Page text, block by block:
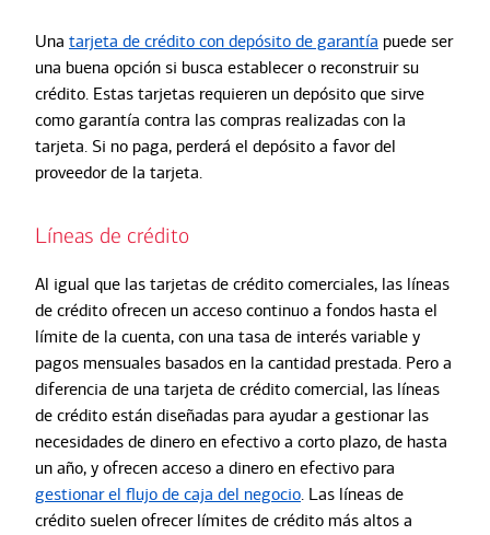
Una tarjeta de crédito con depósito de garantía puede ser
una buena opción si busca establecer o reconstruir su
crédito. Estas tarjetas requieren un depósito que sirve
como garantía contra las compras realizadas con la
tarjeta. Si no paga, perderá el depósito a favor del
proveedor de la tarjeta.
Líneas de crédito
Al igual que las tarjetas de crédito comerciales, las líneas
de crédito ofrecen un acceso continuo a fondos hasta el
límite de la cuenta, con una tasa de interés variable y
pagos mensuales basados en la cantidad prestada. Pero a
diferencia de una tarjeta de crédito comercial, las líneas
de crédito están diseñadas para ayudar a gestionar las
necesidades de dinero en efectivo a corto plazo, de hasta
un año, y ofrecen acceso a dinero en efectivo para
gestionar el flujo de caja del negocio. Las líneas de
crédito suelen ofrecer límites de crédito más altos a